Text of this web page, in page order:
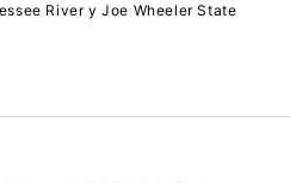
River y Joe Wheeler State